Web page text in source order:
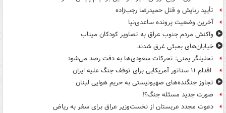
تأیید ربایش و قتل حمیدرضا رجب‌زاده
آخرین وضعیت پرونده ساعدی‌نیا
واکنش مردم جنوب عراق به تصاویر کودکان میناب
خیابان‌های بمبئی غرق شدند
تحلیلگر یمنی: تحرکات سعودی‌ها به دقت رصد می‌شود
اقدام ۱۱ سناتور آمریکایی برای توقف جنگ علیه ایران
تجاوز جنگنده‌های صهیونیستی به حریم هوایی لبنان
صورت جدید مسئله جنگ؟!
دعوت مجدد عربستان از نخست‌وزیر عراق برای سفر به ریاض